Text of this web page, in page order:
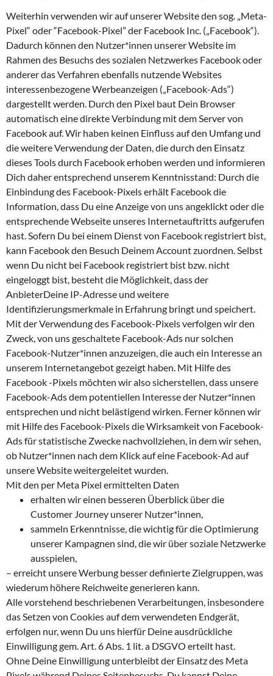
Weiterhin verwenden wir auf unserer Website den sog. „Meta-
Pixel“ oder “Facebook-Pixel” der Facebook Inc. („Facebook“).
Dadurch können den Nutzer*innen unserer Website im
Rahmen des Besuchs des sozialen Netzwerkes Facebook oder
anderer das Verfahren ebenfalls nutzende Websites
interessenbezogene Werbeanzeigen („Facebook-Ads“)
dargestellt werden. Durch den Pixel baut Dein Browser
automatisch eine direkte Verbindung mit dem Server von
Facebook auf. Wir haben keinen Einfluss auf den Umfang und
die weitere Verwendung der Daten, die durch den Einsatz
dieses Tools durch Facebook erhoben werden und informieren
Dich daher entsprechend unserem Kenntnisstand: Durch die
Einbindung des Facebook-Pixels erhält Facebook die
Information, dass Du eine Anzeige von uns angeklickt oder die
entsprechende Webseite unseres Internetauftritts aufgerufen
hast. Sofern Du bei einem Dienst von Facebook registriert bist,
kann Facebook den Besuch Deinem Account zuordnen. Selbst
wenn Du nicht bei Facebook registriert bist bzw. nicht
eingeloggt bist, besteht die Möglichkeit, dass der
AnbieterDeine IP-Adresse und weitere
Identifizierungsmerkmale in Erfahrung bringt und speichert.
Mit der Verwendung des Facebook-Pixels verfolgen wir den
Zweck, von uns geschaltete Facebook-Ads nur solchen
Facebook-Nutzer*innen anzuzeigen, die auch ein Interesse an
unserem Internetangebot gezeigt haben. Mit Hilfe des
Facebook -Pixels möchten wir also sicherstellen, dass unsere
Facebook-Ads dem potentiellen Interesse der Nutzer*innen
entsprechen und nicht belästigend wirken. Ferner können wir
mit Hilfe des Facebook-Pixels die Wirksamkeit von Facebook-
Ads für statistische Zwecke nachvollziehen, in dem wir sehen,
ob Nutzer*innen nach dem Klick auf eine Facebook-Ad auf
unsere Website weitergeleitet wurden.
Mit den per Meta Pixel ermittelten Daten
erhalten wir einen besseren Überblick über die
Customer Journey unserer Nutzer*innen,
sammeln Erkenntnisse, die wichtig für die Optimierung
unserer Kampagnen sind, die wir über soziale Netzwerke
ausspielen,
– erreicht unsere Werbung besser definierte Zielgruppen, was
wiederum höhere Reichweite generieren kann.
Alle vorstehend beschriebenen Verarbeitungen, insbesondere
das Setzen von Cookies auf dem verwendeten Endgerät,
erfolgen nur, wenn Du uns hierfür Deine ausdrückliche
Einwilligung gem. Art. 6 Abs. 1 lit. a DSGVO erteilt hast.
Ohne Deine Einwilligung unterbleibt der Einsatz des Meta